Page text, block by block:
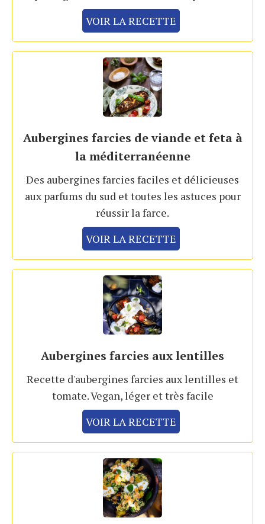
VOIR LA RECETTE
Aubergines farcies de viande et feta à
la méditerranéenne
Des aubergines farcies faciles et délicieuses
aux parfums du sud et toutes les astuces pour
réussir la farce.
VOIR LA RECETTE
Aubergines farcies aux lentilles
Recette d'aubergines farcies aux lentilles et
tomate. Vegan, léger et très facile
VOIR LA RECETTE